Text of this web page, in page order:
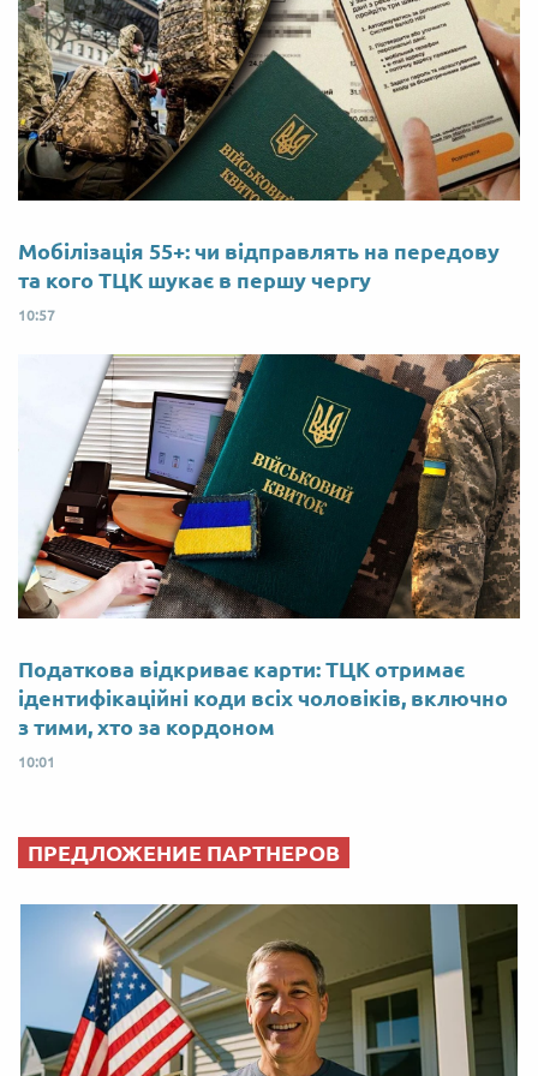
Мобілізація 55+: чи відправлять на передову
та кого ТЦК шукає в першу чергу
10:57
Податкова відкриває карти: ТЦК отримає
ідентифікаційні коди всіх чоловіків, включно
з тими, хто за кордоном
10:01
ПРЕДЛОЖЕНИЕ ПАРТНЕРОВ